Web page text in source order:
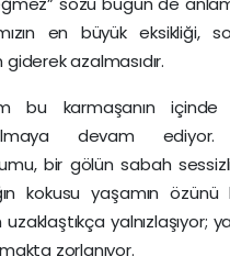
en büyük eksikliği,
giderek azalmasıdır.
bu karmaşanın içinde
devam ediyor.
bir gölün sabah
kokusu yaşamın özünü
yalnızlaşıyor;
zorlanıyor.